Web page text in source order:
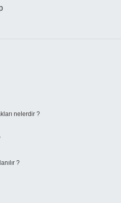
nelerdir ?
?